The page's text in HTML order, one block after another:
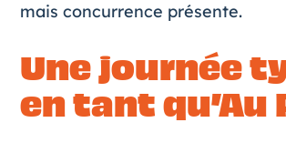
mais concurrence présente.
Une journée
en tant qu’Au